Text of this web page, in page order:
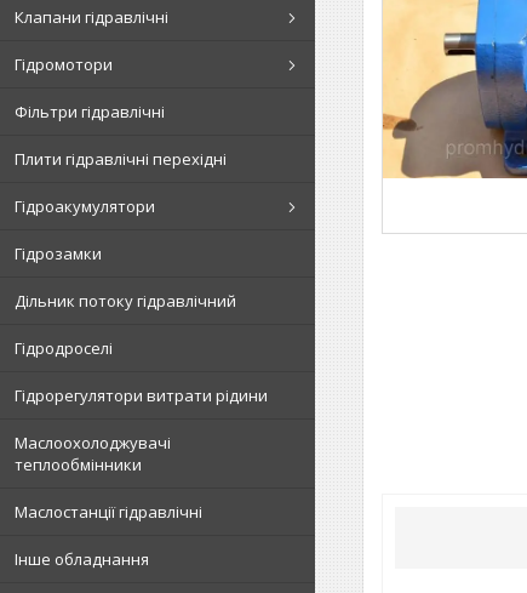
Клапани гідравлічні
Гідромотори
Фільтри гідравлічні
Плити гідравлічні перехідні
Гідроакумулятори
Гідрозамки
Дільник потоку гідравлічний
Гідродроселі
Гідрорегулятори витрати рідини
Маслоохолоджувачі
теплообмінники
Маслостанції гідравлічні
Інше обладнання